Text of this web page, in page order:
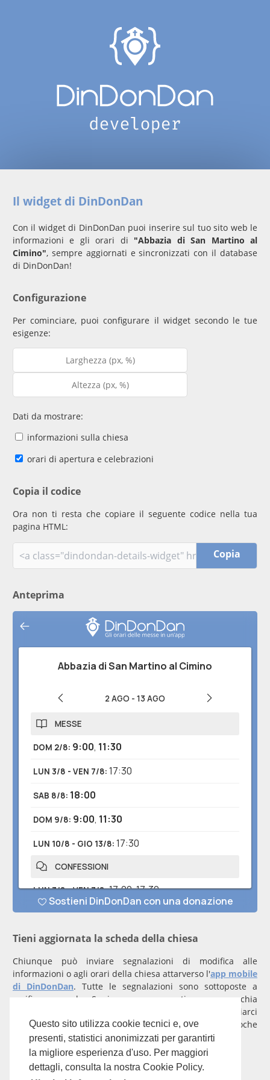
Questo sito utilizza cookie tecnici e, ove
presenti, statistici anonimizzati per garantirti
la migliore esperienza d'uso. Per maggiori
dettagli, consulta la nostra Cookie Policy.
Il widget di DinDonDan
Con il widget di DinDonDan puoi inserire sul tuo sito web le
informazioni e gli orari di "Abbazia di San Martino al
Cimino", sempre aggiornati e sincronizzati con il database
di DinDonDan!
Configurazione
Per cominciare, puoi configurare il widget secondo le tue
esigenze:
Dati da mostrare:
informazioni sulla chiesa
orari di apertura e celebrazioni
Copia il codice
Ora non ti resta che copiare il seguente codice nella tua
pagina HTML:
Copia
Anteprima
Tieni aggiornata la scheda della chiesa
Chiunque può inviare segnalazioni di modifica alle
informazioni o agli orari della chiesa attarverso l'app mobile
di DinDonDan. Tutte le segnalazioni sono sottoposte a
verifica manuale. Se invece rappresenti una parrocchia
con un account verificato per inviarci
comunicazioni prioritarie che saranno gestite entro poche
Per qualunque domanda scrivi ainfo@dindondan.app